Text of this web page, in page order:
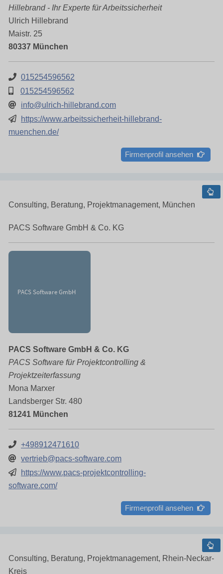
Hillebrand - Ihr Experte für Arbeitssicherheit
Ulrich Hillebrand
Maistr. 25
80337 München
015254596562
015254596562
info@ulrich-hillebrand.com
https://www.arbeitssicherheit-hillebrand-
muenchen.de/
Firmenprofil ansehen
Consulting, Beratung, Projektmanagement, München
PACS Software GmbH & Co. KG
PACS Software GmbH & Co. KG
PACS Software für Projektcontrolling &
Projektzeiterfassung
Mona Marxer
Landsberger Str. 480
81241 München
+498912471610
vertrieb@pacs-software.com
https://www.pacs-projektcontrolling-
software.com/
Firmenprofil ansehen
Consulting, Beratung, Projektmanagement, Rhein-Neckar-
Kreis